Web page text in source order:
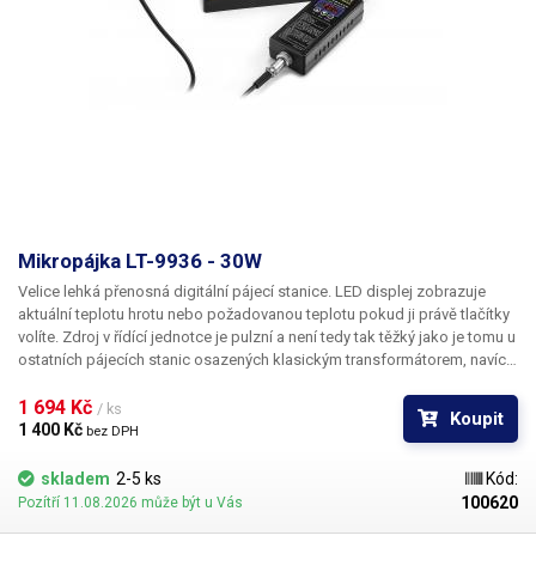
Mikropájka LT-9936 - 30W
Velice lehká přenosná digitální pájecí stanice. LED displej zobrazuje
aktuální teplotu hrotu nebo požadovanou teplotu pokud ji právě tlačítky
volíte. Zdroj v řídící jednotce je pulzní a není tedy tak těžký jako je tomu u
ostatních pájecích stanic osazených klasickým transformátorem, navíc
1 694 Kč / ks
1 400 Kč bez DPH
Koupit
skladem 2-5 ks
Pozítří 11.08.2026 může být u Vás
Kód:
100620